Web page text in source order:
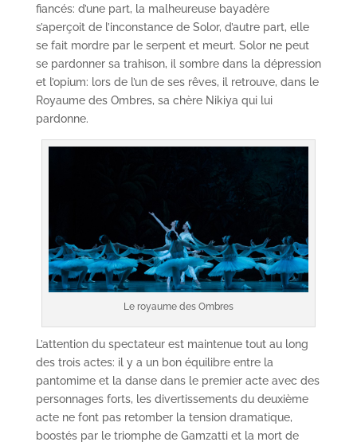
fiancés: d’une part, la malheureuse bayadère
s’aperçoit de l’inconstance de Solor, d’autre part, elle
se fait mordre par le serpent et meurt. Solor ne peut
se pardonner sa trahison, il sombre dans la dépression
et l’opium: lors de l’un de ses rêves, il retrouve, dans le
Royaume des Ombres, sa chère Nikiya qui lui
pardonne.
Le royaume des Ombres
L’attention du spectateur est maintenue tout au long
des trois actes: il y a un bon équilibre entre la
pantomime et la danse dans le premier acte avec des
personnages forts, les divertissements du deuxième
acte ne font pas retomber la tension dramatique,
boostés par le triomphe de Gamzatti et la mort de